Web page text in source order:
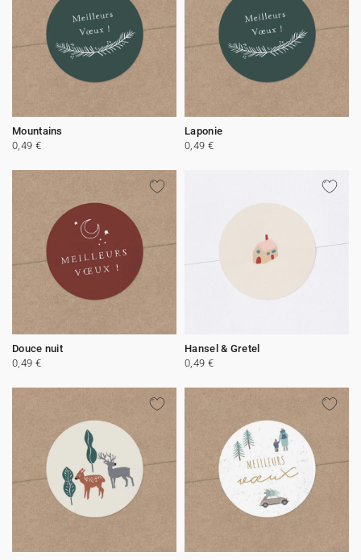
Mountains
0,49 €
Laponie
0,49 €
Douce nuit
0,49 €
Hansel & Gretel
0,49 €